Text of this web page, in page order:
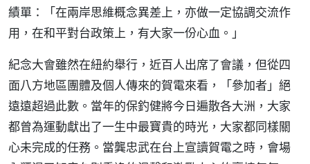
績單：「在兩岸思維概念異差上，亦做一定協調交流作
用，在和平對台政策上，有大家一份心血。」
紀念大會雖然在紐約舉行，近百人出席了會議，但從四
面八方地區團體及個人傳來的賀電來看，「參加者」絕
遠遠超過此數。當年的保釣健將今日遍散各大洲，大家
都曾為運動獻出了一生中最寶貴的時光，大家都同樣關
心未完成的任務。當龔忠武在台上宣讀賀電之時，會場